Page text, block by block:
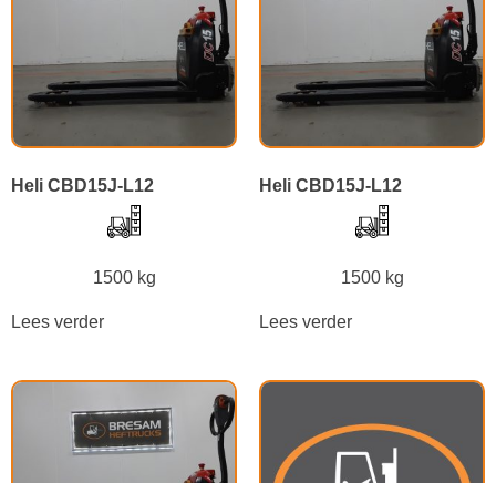
Heli CBD15J-L12
1500 kg
Lees verder
Heli CBD15J-L12
1500 kg
Lees verder